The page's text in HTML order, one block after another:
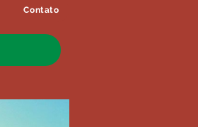
Contato